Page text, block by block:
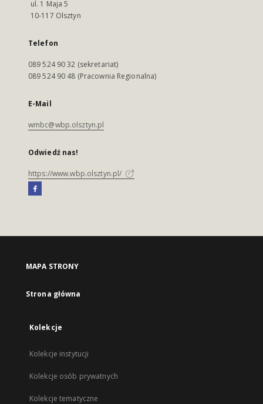
ul. 1 Maja 5
10-117 Olsztyn
Telefon
089 524 90 32 (sekretariat)
089 524 90 48 (Pracownia Regionalna)
E-Mail
wmbc@wbp.olsztyn.pl
Odwiedź nas!
https://www.wbp.olsztyn.pl/
MAPA STRONY
Strona główna
Kolekcje
Kolekcje instytucji
Kolekcje osób prywatnych
Kolekcje tematyczne